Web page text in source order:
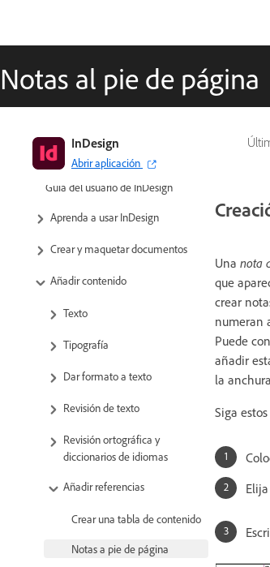
Notas al pie de página
InDesign
Abrir aplicación
Guía del usuario de InDesign
Aprenda a usar InDesign
Crear y maquetar documentos
Añadir contenido
Texto
Tipografía
Dar formato a texto
Revisión de texto
Revisión ortográfica y
diccionarios de idiomas
Añadir referencias
Crear una tabla de contenido
Notas a pie de página
Una nota
que
crear
numeran
Puede
añadir
la
Siga
Elija